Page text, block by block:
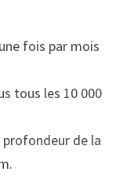
fois par mois
tous les 10 000
profondeur de la